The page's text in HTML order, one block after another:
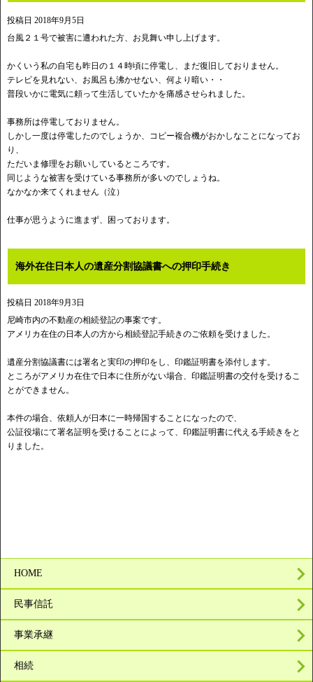
投稿日 2018年9月5日
台風２１号で被害に遭われた方、お見舞い申し上げます。
かくいう私の自宅も昨日の１４時頃に停電し、まだ復旧しておりません。
テレビを見れない、お風呂も沸かせない、何より暗い・・
普段いかに電気に頼って生活していたかを痛感させられました。
事務所は停電しておりません。
しかし一度は停電したのでしょうか、コピー複合機がおかしなことになってお
り、
ただいま修理をお願いしているところです。
同じような被害を受けている事務所が多いのでしょうね。
なかなか来てくれません（泣）
仕事が思うように進まず、困っております。
海外在住日本人の遺産分割協議書への押印手続き
投稿日 2018年9月3日
尼崎市内の不動産の相続登記の事案です。
アメリカ在住の日本人の方から相続登記手続きのご依頼を受けました。
遺産分割協議書には署名と実印の押印をし、印鑑証明書を添付します。
ところがアメリカ在住で日本に住所がない場合、印鑑証明書の交付を受けるこ
とができません。
本件の場合、依頼人が日本に一時帰国することになったので、
公証役場にて署名証明を受けることによって、印鑑証明書に代える手続きをと
りました。
HOME
民事信託
事業承継
相続